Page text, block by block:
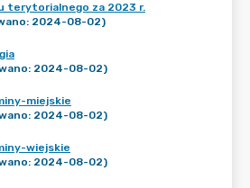
terytorialnego za 2023 r.
2024-08-02)
2024-08-02)
miejskie
2024-08-02)
wiejskie
2024-08-02)